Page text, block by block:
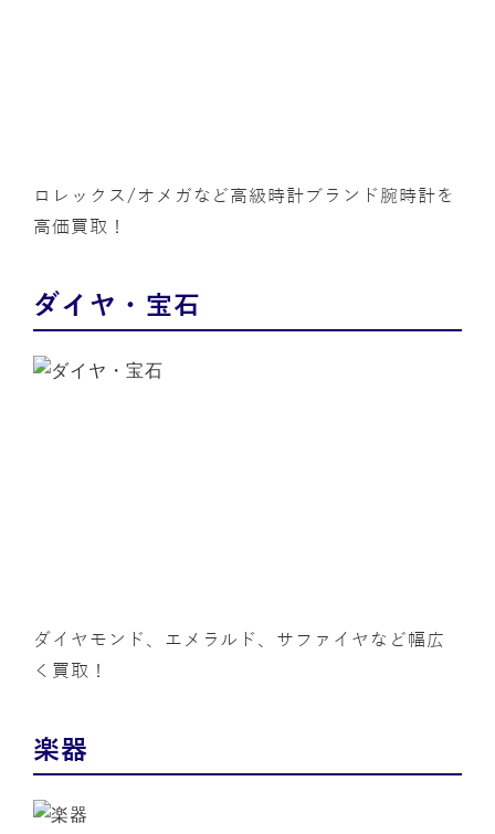
ロレックス/オメガなど高級時計ブランド腕時計を
高価買取！
ダイヤ・宝石
ダイヤモンド、エメラルド、サファイヤなど幅広
く買取！
楽器